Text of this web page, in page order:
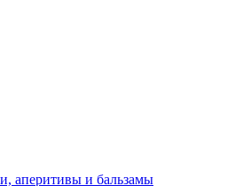
аперитивы и бальзамы